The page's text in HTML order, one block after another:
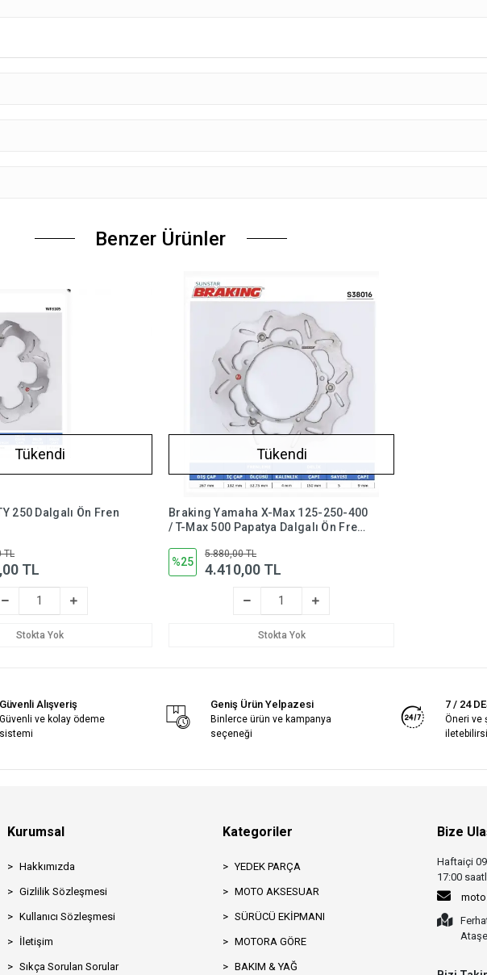
Benzer Ürünler
Tükendi
Ön Fren
TL
TL
Stokta Yok
Tükendi
Braking Yamaha X-Max 125-250-400
/ T-Max 500 Papatya Dalgalı Ön Fren
%25
5.880,00 TL
4.410,00 TL
Stokta Yok
Güvenli Alışveriş
Güvenli ve kolay ödeme
sistemi
Geniş Ürün Yelpazesi
Binlerce ürün ve kampanya
seçeneği
7 / 24
Öneri ve
Kurumsal
Hakkımızda
Gizlilik Sözleşmesi
Kullanıcı Sözleşmesi
İletişim
Sıkça Sorulan Sorular
Kategoriler
YEDEK PARÇA
MOTO AKSESUAR
SÜRÜCÜ EKİPMANI
MOTORA GÖRE
BAKIM & YAĞ
Bize
Haftaiçi
17:00